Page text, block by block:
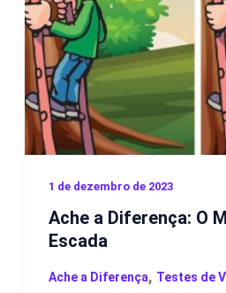
1 de dezembro de 2023
Ache a Diferença: O
Escada
Ache a Diferença, Testes de